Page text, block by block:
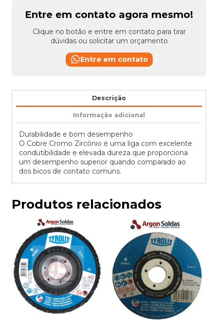
Entre em contato agora mesmo!
Clique no botão e entre em contato para tirar
dúvidas ou solicitar um orçamento
Entre em contato
Descrição
Informação adicional
Durabilidade e bom desempenho
O Cobre Cromo Zircônio é uma liga com excelente
condutibilidade e elevada dureza que proporciona
um desempenho superior quando comparado ao
dos bicos de contato comuns.
Produtos relacionados